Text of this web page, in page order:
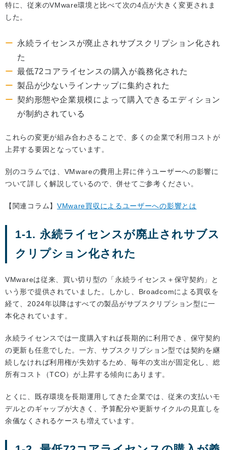
特に、従来のVMware環境と比べて次の4点が大きく変更されま
した。
永続ライセンスが廃止されサブスクリプション化され
た
最低72コアライセンスの購入が義務化された
製品が少ないラインナップに集約された
契約形態や企業規模によって購入できるエディション
が制約されている
これらの変更が組み合わさることで、多くの企業で利用コストが
上昇する要因となっています。
別のコラムでは、VMwareの費用上昇に伴うユーザーへの影響に
ついて詳しく解説しているので、併せてご参考ください。
【関連コラム】 VMware買収によるユーザーへの影響とは
1-1. 永続ライセンスが廃止されサブス
クリプション化された
VMwareは従来、買い切り型の「永続ライセンス＋保守契約」と
いう形で提供されていました。しかし、Broadcomによる買収を
経て、2024年以降はすべての製品がサブスクリプション型に一
本化されています。
永続ライセンスでは一度購入すれば長期的に利用でき、保守契約
の更新も任意でした。一方、サブスクリプション型では契約を継
続しなければ利用権が失効するため、毎年の支出が固定化し、総
所有コスト（TCO）が上昇する傾向にあります。
とくに、既存環境を長期運用してきた企業では、従来の支払いモ
デルとのギャップが大きく、予算配分や更新サイクルの見直しを
余儀なくされるケースも増えています。